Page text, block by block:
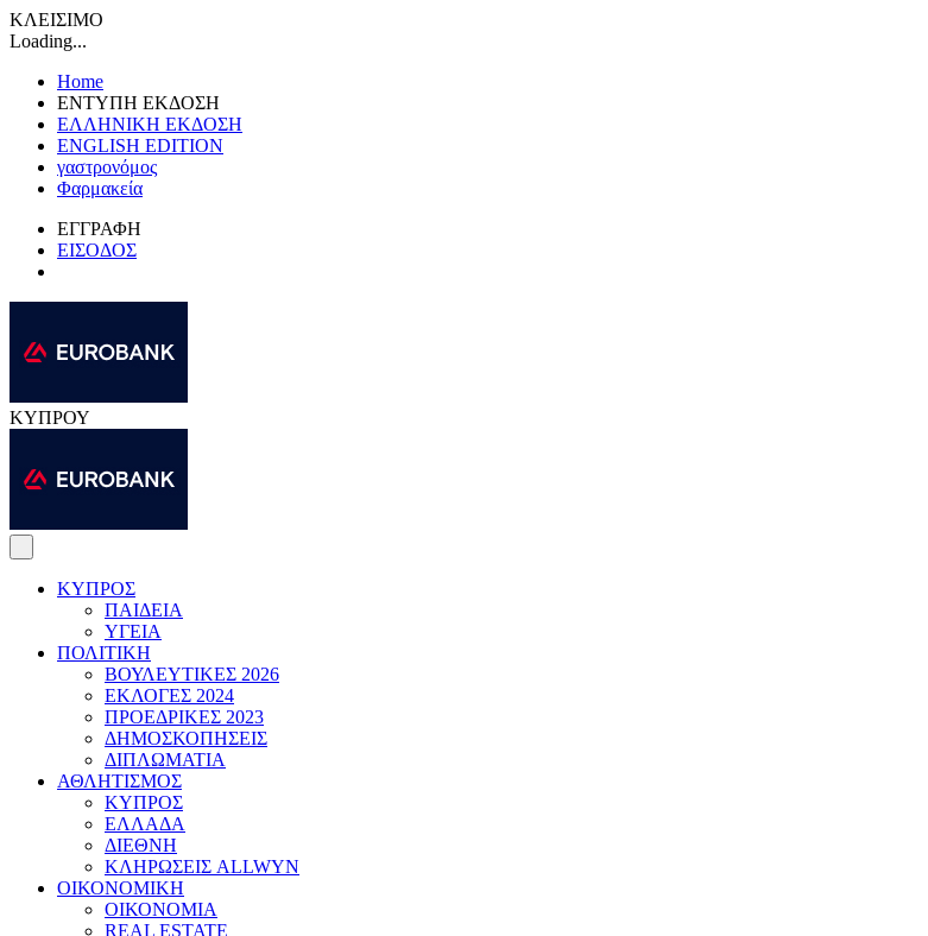
ΚΛΕΙΣΙΜΟ
Loading...
Home
ΕΝΤΥΠΗ ΕΚΔΟΣΗ
ΕΛΛΗΝΙΚΗ ΕΚΔΟΣΗ
ENGLISH EDITION
γαστρονόμος
Φαρμακεία
ΕΓΓΡΑΦΗ
ΕΙΣΟΔΟΣ
ΚΥΠΡΟΥ
ΚΥΠΡΟΣ
ΠΑΙΔΕΙΑ
ΥΓΕΙΑ
ΠΟΛΙΤΙΚΗ
ΒΟΥΛΕΥΤΙΚΕΣ 2026
ΕΚΛΟΓΕΣ 2024
ΠΡΟΕΔΡΙΚΕΣ 2023
ΔΗΜΟΣΚΟΠΗΣΕΙΣ
ΔΙΠΛΩΜΑΤΙΑ
ΑΘΛΗΤΙΣΜΟΣ
ΚΥΠΡΟΣ
ΕΛΛΑΔΑ
ΔΙΕΘΝΗ
ΚΛΗΡΩΣΕΙΣ ALLWYN
ΟΙΚΟΝΟΜΙΚΗ
ΟΙΚΟΝΟΜΙΑ
REAL ESTATE